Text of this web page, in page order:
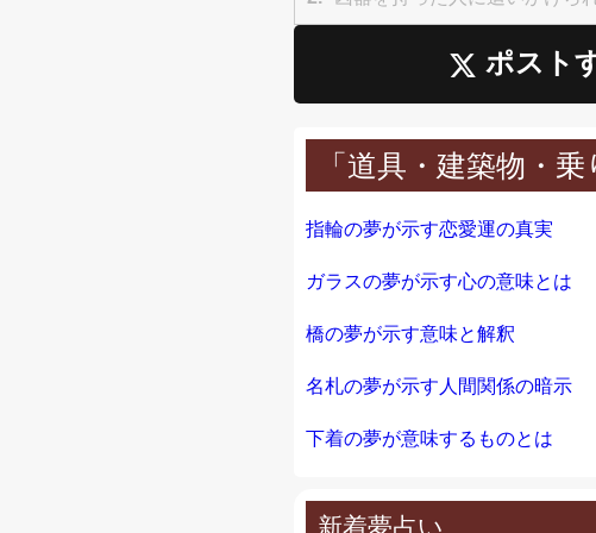
ポスト
「道具・建築物・
指輪の夢が示す恋愛運の真実
ガラスの夢が示す心の意味とは
橋の夢が示す意味と解釈
名札の夢が示す人間関係の暗示
下着の夢が意味するものとは
新着夢占い